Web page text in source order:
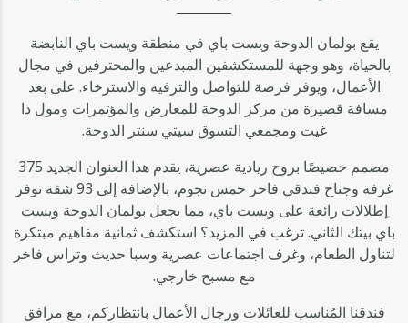
يقع بولمان الدوحة ويست باي في منطقة ويست باي النابضة
بالحياة، وهو وجهة للمستكشفين المبدعين والمحترفين في مجال
الأعمال، ويوفر فرصة للتواصل والترفيه والاسترخاء. على بعد
مسافة قصيرة من مركز الدوحة للمعارض والمؤتمرات ومول ذا
غيت ومجمعي التسوق سيتي سنتر الدوحة.
مصمم خصيصًا بروح ريادية عصرية، يقدم هذا العنوان الجديد 375
غرفة وجناح فندقي فاخر خمس نجوم، بالإضافة إلى 93 شقة توفر
إطلالات رائعة على ويست باي، مما يجعل بولمان الدوحة ويست
باي بيتك الثاني. ترغب في المزيد؟ استكشف ثمانية مفاهيم مبتكرة
لتناول الطعام، وغرف اجتماعات عصرية وسبا حديث وتراس فاخر
مع مسبح خارجي.
فندقنا المُناسب للعائلات ورجال الأعمال بانتظاركم، مع مرافق